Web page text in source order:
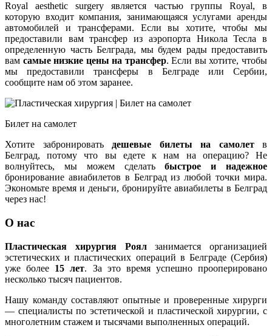
Royal aesthetic surgery является частью группы Royal, в
которую входит компания, занимающаяся услугами аренды
автомобилей и трансферами. Если вы хотите, чтобы мы
предоставили вам трансфер из аэропорта Никола Тесла в
определенную часть Белграда, мы будем рады предоставить
вам самые низкие цены на трансфер. Если вы хотите, чтобы
мы предоставили трансферы в Белграде или Сербии,
сообщите нам об этом заранее.
Билет на самолет
Хотите забронировать дешевые билеты на самолетв
Белград, потому что вы едете к нам на операцию? Не
волнуйтесь, мы можем сделатьбыстрое и надежное
бронирование авиабилетов в Белград из любой точки мира.
Экономьте время и деньги, бронируйте авиабилеты в Белград
через нас!
О нас
Пластическая хирургия Роялзанимается организацией
эстетических и пластических операций в Белграде (Сербия)
уже более 15 лет. За это время успешно прооперировано
несколько тысяч пациентов.
Нашу команду составляют опытные и проверенные хирурги
— специалисты по эстетической и пластической хирургии, с
многолетним стажем и тысячами выполненных операций.